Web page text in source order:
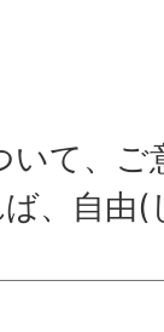
いて、
、自由